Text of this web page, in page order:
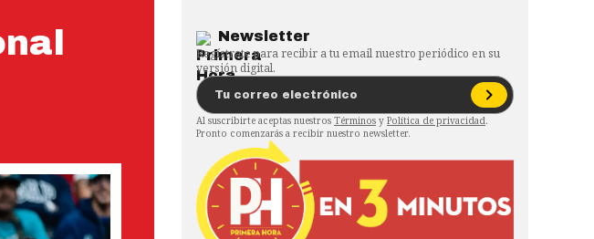
Newsletter
Regístrate para recibir a tu email nuestro periódico en su
versión digital.
Al suscribirte aceptas nuestros Términos y Política de privacidad.
Pronto comenzarás a recibir nuestro newsletter.